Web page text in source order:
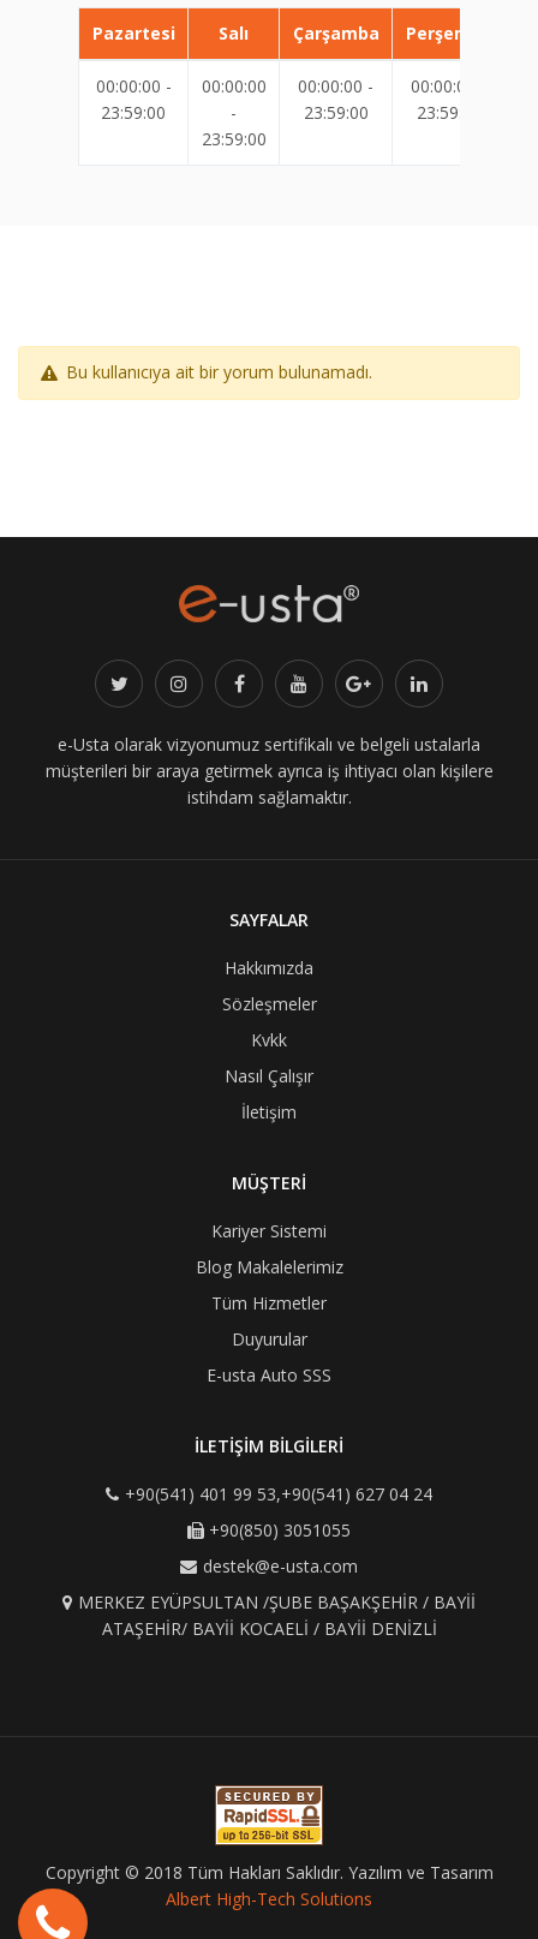
Pazartesi Salı Çarşamba Perşembe
00:00:00 -
23:59:00
00:00:00
-
23:59:00
00:00:00 -
23:59:00
00:00:00 -
23:59:00
Bu kullanıcıya ait bir yorum bulunamadı.
e-Usta olarak vizyonumuz sertifikalı ve belgeli ustalarla
müşterileri bir araya getirmek ayrıca iş ihtiyacı olan kişilere
istihdam sağlamaktır.
SAYFALAR
Hakkımızda
Sözleşmeler
Kvkk
Nasıl Çalışır
İletişim
MÜŞTERİ
Kariyer Sistemi
Blog Makalelerimiz
Tüm Hizmetler
Duyurular
E-usta Auto SSS
İLETİŞİM BİLGİLERİ
+90(541) 401 99 53,+90(541) 627 04 24
+90(850) 3051055
destek@e-usta.com
MERKEZ EYÜPSULTAN /ŞUBE BAŞAKŞEHİR / BAYİİ
ATAŞEHİR/ BAYİİ KOCAELİ / BAYİİ DENİZLİ
Copyright © 2018 Tüm Hakları Saklıdır. Yazılım ve Tasarım
Albert High-Tech Solutions